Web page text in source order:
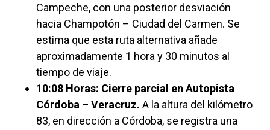
Campeche, con una posterior desviación
hacia Champotón – Ciudad del Carmen. Se
estima que esta ruta alternativa añade
aproximadamente 1 hora y 30 minutos al
tiempo de viaje.
10:08 Horas: Cierre parcial en Autopista
Córdoba – Veracruz. A la altura del kilómetro
83, en dirección a Córdoba, se registra una